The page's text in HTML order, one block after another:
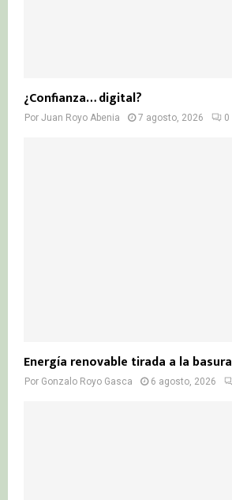
¿Confianza… digital?
Por Juan Royo Abenia 7 agosto, 2026 0
Energía renovable tirada a la basura
Por Gonzalo Royo Gasca 6 agosto, 2026